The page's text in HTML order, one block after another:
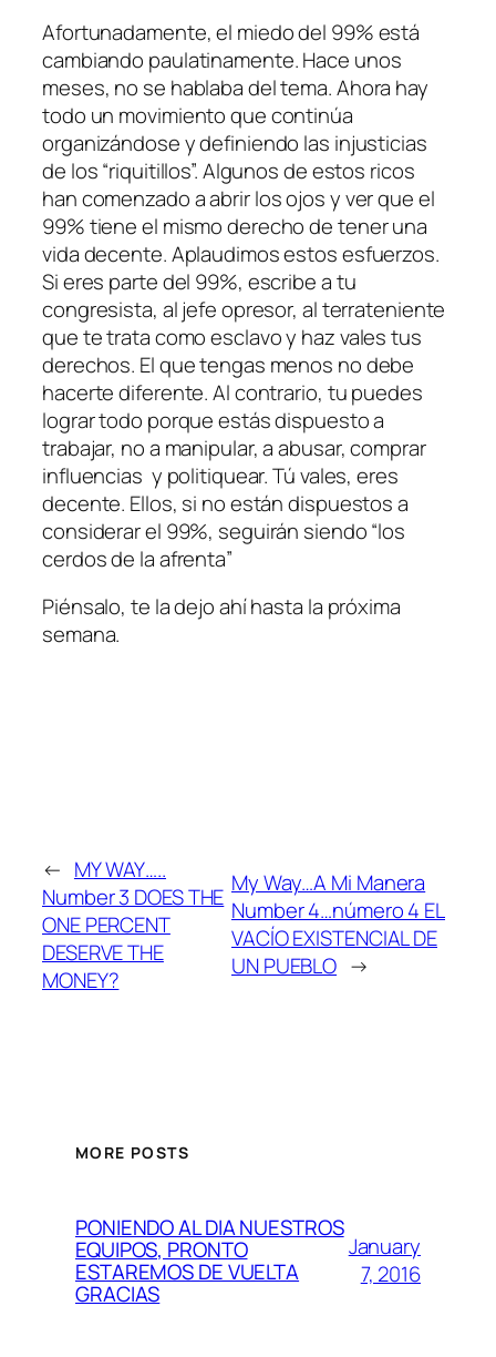
Afortunadamente, el miedo del 99% está
cambiando paulatinamente. Hace unos
meses, no se hablaba del tema. Ahora hay
todo un movimiento que continúa
organizándose y definiendo las injusticias
de los “riquitillos”. Algunos de estos ricos
han comenzado a abrir los ojos y ver que el
99% tiene el mismo derecho de tener una
vida decente. Aplaudimos estos esfuerzos.
Si eres parte del 99%, escribe a tu
congresista, al jefe opresor, al terrateniente
que te trata como esclavo y haz vales tus
derechos. El que tengas menos no debe
hacerte diferente. Al contrario, tu puedes
lograr todo porque estás dispuesto a
trabajar, no a manipular, a abusar, comprar
influencias y politiquear. Tú vales, eres
decente. Ellos, si no están dispuestos a
considerar el 99%, seguirán siendo “los
cerdos de la afrenta”
Piénsalo, te la dejo ahí hasta la próxima
semana.
← MY WAY…..
Number 3 DOES THE
ONE PERCENT
DESERVE THE
MONEY?
My Way…A Mi Manera
Number 4…número 4 EL
VACÍO EXISTENCIAL DE
UN PUEBLO →
MORE POSTS
PONIENDO AL DIA NUESTROS
EQUIPOS, PRONTO
ESTAREMOS DE VUELTA
GRACIAS
January
7, 2016